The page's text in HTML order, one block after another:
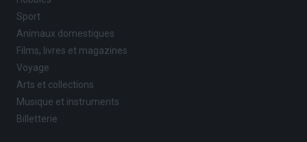
Sport
Animaux domestiques
Films, livres et magazines
Voyage
Arts et collections
Musique et instruments
Billetterie